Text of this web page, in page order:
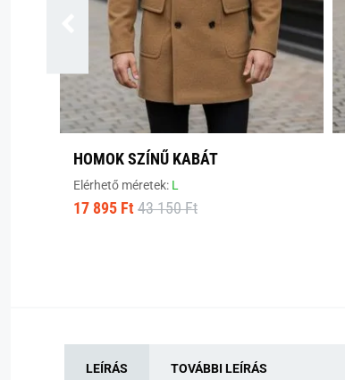
HOMOK SZÍNŰ KABÁT
Elérhető méretek: L
17 895 Ft 43 150 Ft
LEÍRÁS TOVÁBBI LEÍRÁS